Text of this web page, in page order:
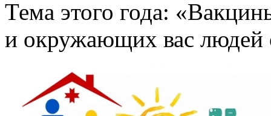
Тема этого года:
и окружающих вас людей